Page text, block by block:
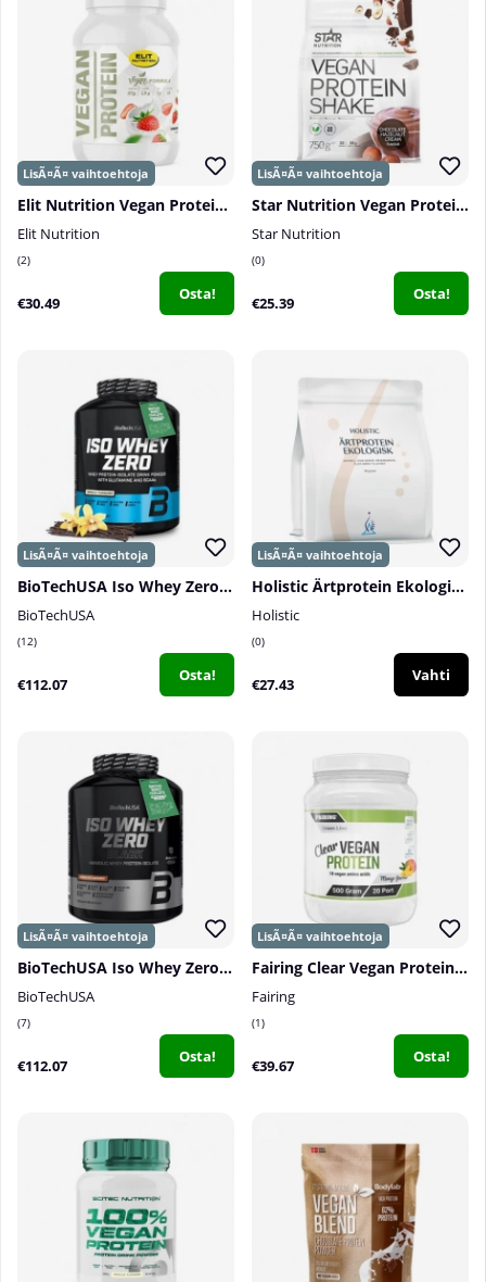
Elit Nutrition Vegan Protein, 750 g
Elit Nutrition
2
€30.49 Osta!
Star Nutrition Vegan Protein Shake, 750 g
Star Nutrition
0
€25.39 Osta!
BioTechUSA Iso Whey Zero, 1816 g
BioTechUSA
12
€112.07 Osta!
Holistic Ärtprotein Ekologisk, 750 g
Holistic
0
€27.43 Vahti
BioTechUSA Iso Whey Zero BLACK, 1816 g
BioTechUSA
7
€112.07 Osta!
Fairing Clear Vegan Protein, 500 g
Fairing
1
€39.67 Osta!